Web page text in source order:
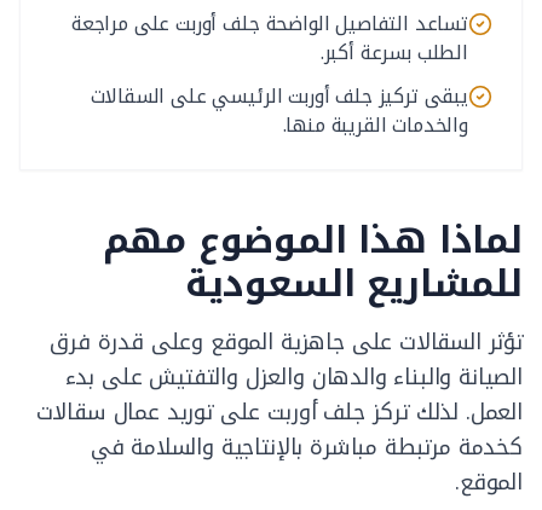
تساعد التفاصيل الواضحة جلف أوربت على مراجعة
الطلب بسرعة أكبر.
يبقى تركيز جلف أوربت الرئيسي على السقالات
والخدمات القريبة منها.
لماذا هذا الموضوع مهم
للمشاريع السعودية
تؤثر السقالات على جاهزية الموقع وعلى قدرة فرق
الصيانة والبناء والدهان والعزل والتفتيش على بدء
العمل. لذلك تركز جلف أوربت على توريد عمال سقالات
كخدمة مرتبطة مباشرة بالإنتاجية والسلامة في
الموقع.